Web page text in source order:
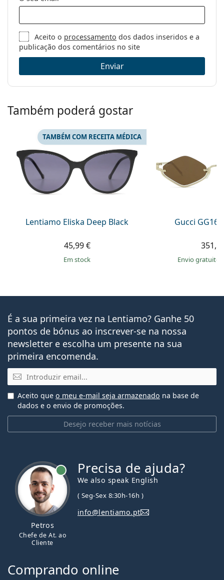
Aceito o processamento dos dados inseridos e a
publicação dos comentários no site
Enviar
Também poderá gostar
Lentiamo Eliska Deep Black
TAMBÉM COM RECEITA MÉDICA
45,99 €
em stock
Gucci
Envio gratuito
É a sua primeira vez na Lentiamo? Ganhe 50
pontos de bónus ao inscrever-se na nossa
newsletter e escolha um presente na sua
primeira encomenda.
Email
Desejo receber mais notícias
Aceito que o meu e-mail seja armazenado na base de
dados e o envio de promoções.
Petros
Chefe de At. ao
Cliente
Precisa de ajuda?
We also speak English
( Seg-Sex 8:30h-16h )
info@lentiamo.pt
Comprando online